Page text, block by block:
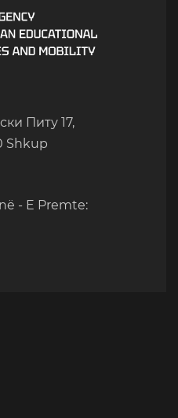
Питу 17,
Shkup
- E Premte: